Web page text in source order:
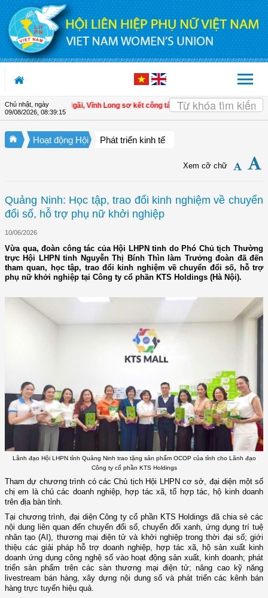
Truy cập nội dung luôn
Chủ nhật, ngày
09/08/2026, 08:39:16
xã Tam Ngãi, Vĩnh Long sơ kết công tác Hội và phong trào phụ nữ 6
Hoạt động Hội Phát triển kinh tế
Xem cỡ chữ
Quảng Ninh: Học tập, trao đổi kinh nghiệm về chuyển
đổi số, hỗ trợ phụ nữ khởi nghiệp
10/06/2026
Vừa qua, đoàn công tác của Hội LHPN tỉnh do Phó Chủ tịch Thường
trực Hội LHPN tỉnh Nguyễn Thị Bính Thìn làm Trưởng đoàn đã đến
tham quan, học tập, trao đổi kinh nghiệm về chuyển đổi số, hỗ trợ
phụ nữ khởi nghiệp tại Công ty cổ phần KTS Holdings (Hà Nội).
Lãnh đạo Hội LHPN tỉnh Quảng Ninh trao tặng sản phẩm OCOP của tỉnh cho Lãnh đạo
Công ty cổ phần KTS Holdings
Tham dự chương trình có các Chủ tịch Hội LHPN cơ sở, đại diện một số
chị em là chủ các doanh nghiệp, hợp tác xã, tổ hợp tác, hộ kinh doanh
trên địa bàn tỉnh.
Tại chương trình, đại diện Công ty cổ phần KTS Holdings đã chia sẻ các
nội dung liên quan đến chuyển đổi số, chuyển đổi xanh, ứng dụng trí tuệ
nhân tạo (AI), thương mại điện tử và khởi nghiệp trong thời đại số; giới
thiệu các giải pháp hỗ trợ doanh nghiệp, hợp tác xã, hộ sản xuất kinh
doanh ứng dụng công nghệ số vào hoạt động sản xuất, kinh doanh; phát
triển sản phẩm trên các sàn thương mại điện tử; nâng cao kỹ năng
livestream bán hàng, xây dựng nội dung số và phát triển các kênh bán
hàng trực tuyến hiệu quả.